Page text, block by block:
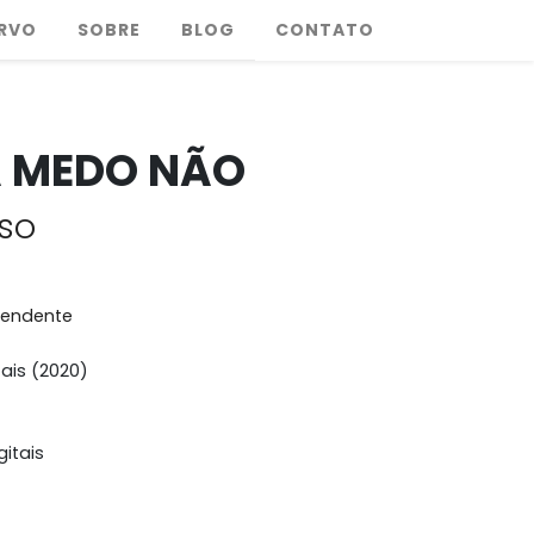
SOBRE BLOG CONTATO
NÃO
(2020)